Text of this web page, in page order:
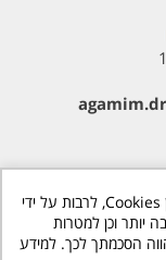
באתר זה נעשה שימוש בטכנולוגיות איסוף מידע כגון Cookies, לרבות על ידי
יותר וכן למטרות
הסכמתך לכך. למידע